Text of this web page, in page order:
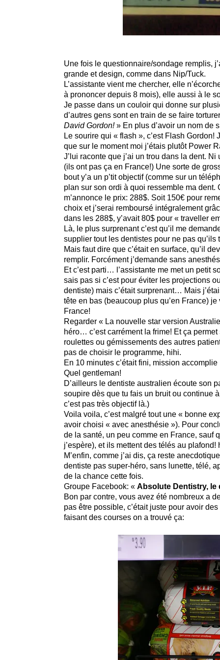
Une fois le questionnaire/sondage remplis,
grande et design, comme dans Nip/Tuck.
L’assistante vient me chercher, elle
à prononcer depuis 8 mois), elle aussi à le
Je passe dans un couloir qui donne sur
d’autres gens sont en train de se faire
David Gordon!» En plus d’avoir un nom de
Le sourire qui « flash », c’est Flash Gordon!
que sur le moment moi j’étais plutôt Power
J’lui raconte que j’ai un trou dans la dent.
(ils ont pas ça en France!) Une sorte de
bout y’a un p’tit objectif (comme sur un
plan sur son ordi à quoi ressemble ma dent.
m’annonce le prix: 288$. Soit 150€ pour
choix et j’serai remboursé intégralement
dans les 288$, y’avait 80$ pour « traveller
Là, le plus surprenant c’est qu’il me
supplier tout les dentistes pour ne pas
Mais faut dire que c’était en surface, qu’il
remplir. Forcément j’demande sans
Et c’est parti… l’assistante me met un petit
sais pas si c’est pour éviter les projections
dentiste) mais c’était surprenant… Mais
tête en bas (beaucoup plus qu’en France)
France!
Regarder « La nouvelle star version
héro… c’est carrément la frime! Et ça
roulettes ou gémissements des autres
pas de choisir le programme, hihi.
En 10 minutes c’était fini, mission
Quel gentleman!
D’ailleurs le dentiste australien écoute son
soupire dès que tu fais un bruit ou continue
c’est pas très objectif là.)
Voila voila, c’est malgré tout une « bonne
avoir choisi « avec anesthésie »). Pour
de la santé, un peu comme en France, sauf
j’espère), et ils mettent des télés au plafond!
M’enfin, comme j’ai dis, ça reste
dentiste pas super-héro, sans lunette, télé,
de la chance cette fois.
Groupe Facebook: « Absolute Dentistry, le
Bon par contre, vous avez été nombreux a
pas être possible, c’était juste pour avoir
faisant des courses on a trouvé ça: